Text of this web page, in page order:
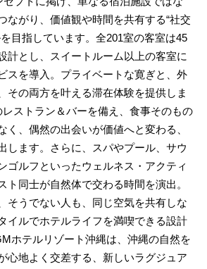
ながり、価値観や時間を共有する“社交
目指しています。全201室の客室は45
計とし、スイートルーム以上の客室に
スを導入。プライベートな寛ぎと、外
その両方を叶える滞在体験を提供しま
ストラン＆バーを備え、食事そのもの
く、偶然の出会いが価値へと変わる、
します。さらに、スパやプール、サウ
ゴルフといったウェルネス・アクティ
ト同士が自然体で交わる時間を演出。
そうでない人も、同じ空気を共有しな
イルでホテルライフを満喫できる設計
ホテルリゾート沖縄は、沖縄の自然を
心地よく交差する、新しいラグジュア